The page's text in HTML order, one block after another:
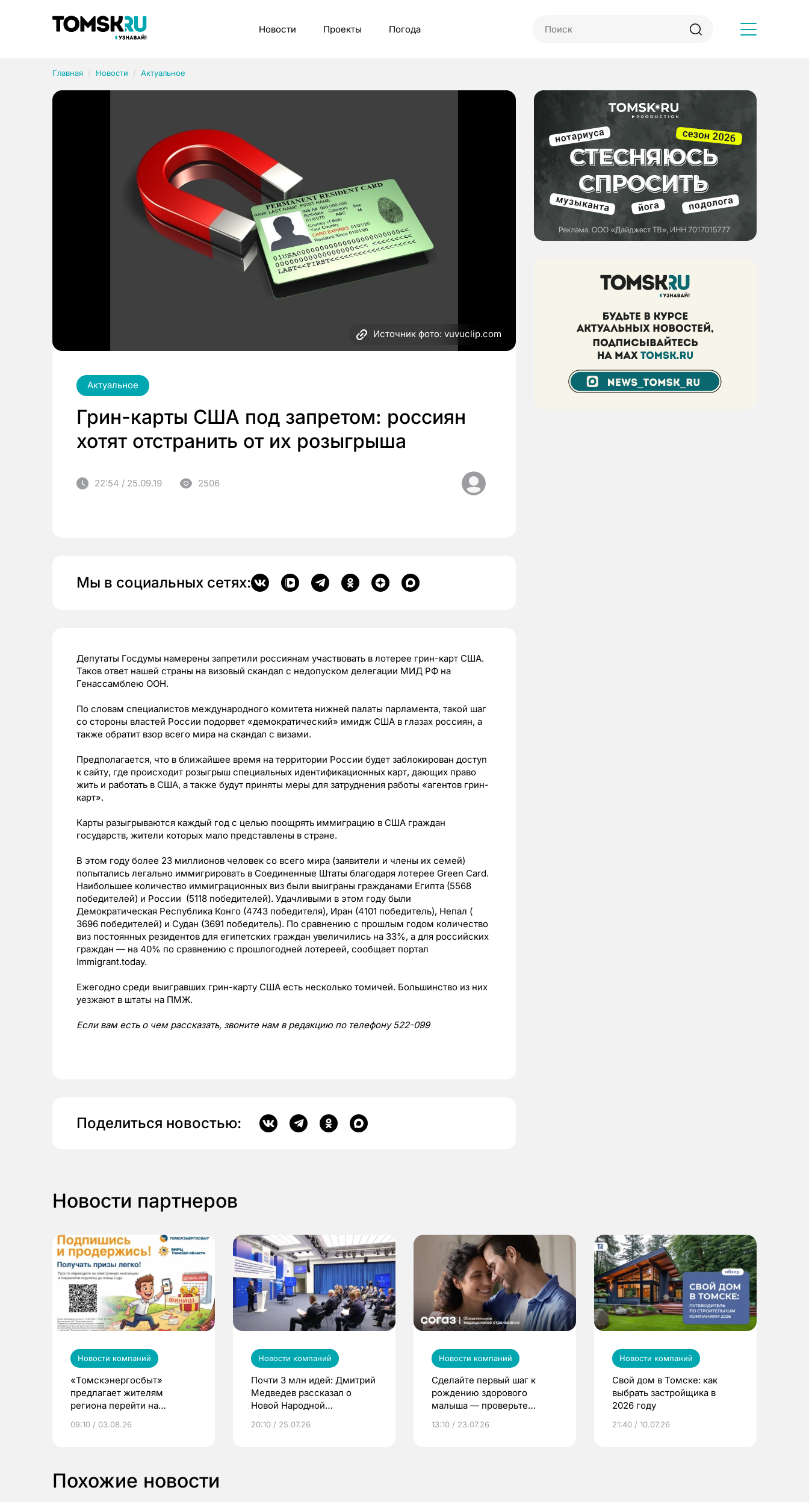
Новости Проекты Погода
Главная Новости Актуальное
Источник фото: vuvuclip.com
Актуальное
Грин-карты США под запретом: россиян
хотят отстранить от их розыгрыша
22:54 / 25.09.19 2506
Мы в социальных сетях:
Депутаты Госдумы намерены запретили россиянам участвовать в лотерее грин-карт США.
Таков ответ нашей страны на визовый скандал с недопуском делегации МИД РФ на
Генассамблею ООН.
По словам специалистов международного комитета нижней палаты парламента, такой шаг
со стороны властей России подорвет «демократический» имидж США в глазах россиян, а
также обратит взор всего мира на скандал с визами.
Предполагается, что в ближайшее время на территории России будет заблокирован доступ
к сайту, где происходит розыгрыш специальных идентификационных карт, дающих право
жить и работать в США, а также будут приняты меры для затруднения работы «агентов грин-
карт».
Карты разыгрываются каждый год с целью поощрять иммиграцию в США граждан
государств, жители которых мало представлены в стране.
В этом году более 23 миллионов человек со всего мира (заявители и члены их семей)
попытались легально иммигрировать в Соединенные Штаты благодаря лотерее Green Card.
Наибольшее количество иммиграционных виз были выиграны гражданами Египта (5568
победителей) и России (5118 победителей). Удачливыми в этом году были
Демократическая Республика Конго (4743 победителя), Иран (4101 победитель), Непал (
3696 победителей) и Судан (3691 победитель). По сравнению с прошлым годом количество
виз постоянных резидентов для египетских граждан увеличились на 33%, а для российских
граждан — на 40% по сравнению с прошлогодней лотереей, сообщает портал
Immigrant.today.
Ежегодно среди выигравших грин-карту США есть несколько томичей. Большинство из них
уезжают в штаты на ПМЖ.
Если вам есть о чем рассказать, звоните нам в редакцию по телефону 522-099
Поделиться новостью:
Новости партнеров
Новости компаний
«Томскэнергосбыт»
предлагает жителям
региона перейти на
выиграть призы
09:10 / 03.08.26
Новости компаний
Почти 3 млн идей: Дмитрий
Медведев рассказал о
Новой Народной
20:10 / 25.07.26
Новости компаний
Сделайте первый шаг к
рождению здорового
малыша — проверьте
по ОМС!
13:10 / 23.07.26
Новости компаний
Свой дом в Томске: как
выбрать застройщика в
2026 году
21:40 / 10.07.26
Похожие новости
Рубрики